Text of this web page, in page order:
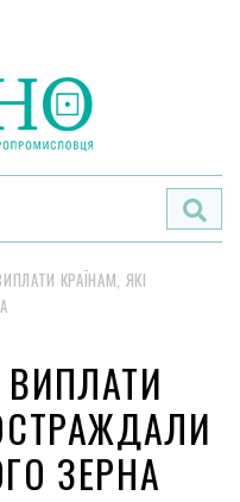
КРАЇНАМ, ЯКІ
ЗЕРНА